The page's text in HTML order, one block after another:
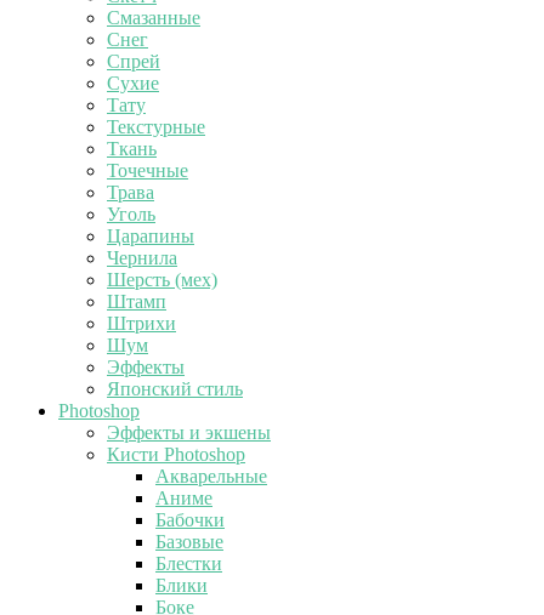
Смазанные
Снег
Спрей
Сухие
Тату
Текстурные
Ткань
Точечные
Трава
Уголь
Царапины
Чернила
Шерсть (мех)
Штамп
Штрихи
Шум
Эффекты
Японский стиль
Photoshop
Эффекты и экшены
Кисти Photoshop
Акварельные
Аниме
Бабочки
Базовые
Блестки
Блики
Боке